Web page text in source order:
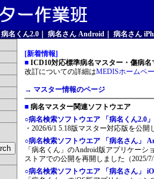
病名くん2.0 病名さん Android
病名さん
[新着情報]
■ ICD10対応標準病名マスター・傷病名
改訂についての詳細はMEDISホームペ
→ マスター情報のページ
■ 病名マスター関連ソフトウエア
○病名検索ソフトウエア 「病名くん2.0」
・2026/6/1 5.18版マスター対応版を公開
○病名検索ソフトウエア 「病名さん」
「病名くん」のAndroid版アプリケー
ストアでの公開を再開しました（2025/
○病名検索ソフトウエア 「病名さん」